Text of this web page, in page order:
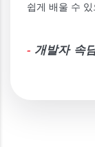
쉽게 배울 수
- 개발자 속